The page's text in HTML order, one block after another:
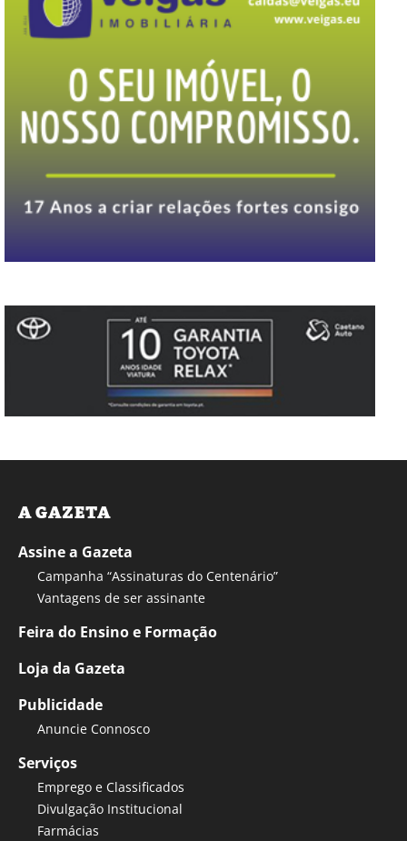
A GAZETA
Assine a Gazeta
Campanha “Assinaturas do Centenário”
Vantagens de ser assinante
Feira do Ensino e Formação
Loja da Gazeta
Publicidade
Anuncie Connosco
Serviços
Emprego e Classificados
Divulgação Institucional
Farmácias